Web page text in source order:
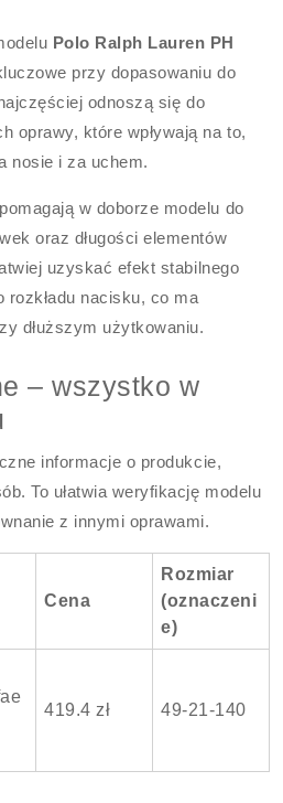
Polo Ralph Lauren PH
przy dopasowaniu do
odnoszą się do
oprawy, które wpływają na to,
nosie i za uchem.
w doborze modelu do
oraz długości elementów
uzyskać efekt stabilnego
rozkładu nacisku, co ma
dłuższym użytkowaniu.
– wszystko w
informacje o produkcie,
To ułatwia weryfikację modelu
z innymi oprawami.
Cena
Rozmiar
(oznaczeni
e)
419.4 zł 49-21-140